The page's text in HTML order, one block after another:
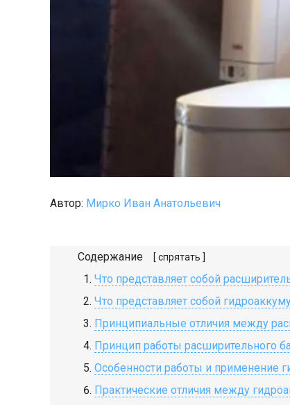
Автор: Мирко Иван Анатольевич
Содержание [ спрятать ]
Что представляет собой
Что представляет собой
Принципиальные отличия между
Принцип работы расширительного
Особенности работы и применение
Практические отличия между